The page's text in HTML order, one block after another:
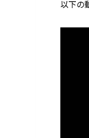
以下の